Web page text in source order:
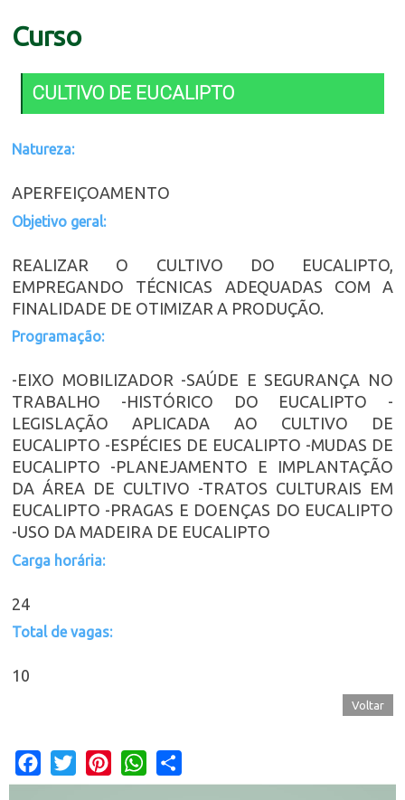
Curso
CULTIVO DE EUCALIPTO
Natureza:
APERFEIÇOAMENTO
Objetivo geral:
REALIZAR O CULTIVO DO EUCALIPTO,
EMPREGANDO TÉCNICAS ADEQUADAS COM A
FINALIDADE DE OTIMIZAR A PRODUÇÃO.
Programação:
-EIXO MOBILIZADOR -SAÚDE E SEGURANÇA NO
TRABALHO -HISTÓRICO DO EUCALIPTO -
LEGISLAÇÃO APLICADA AO CULTIVO DE
EUCALIPTO -ESPÉCIES DE EUCALIPTO -MUDAS DE
EUCALIPTO -PLANEJAMENTO E IMPLANTAÇÃO
DA ÁREA DE CULTIVO -TRATOS CULTURAIS EM
EUCALIPTO -PRAGAS E DOENÇAS DO EUCALIPTO
-USO DA MADEIRA DE EUCALIPTO
Carga horária:
24
Total de vagas:
10
Voltar
Facebook
Twitter PinterestWhatsApp